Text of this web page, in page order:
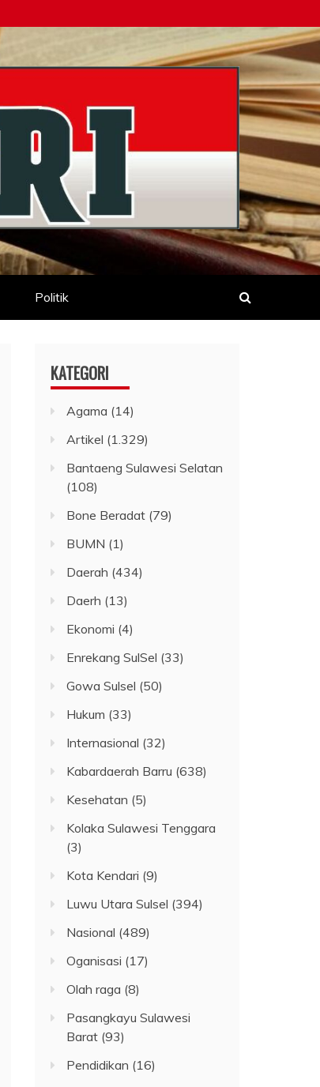
Politik
KATEGORI
Agama (14)
Artikel (1.329)
Bantaeng Sulawesi Selatan
(108)
Bone Beradat (79)
BUMN (1)
Daerah (434)
Daerh (13)
Ekonomi (4)
Enrekang SulSel (33)
Gowa Sulsel (50)
Hukum (33)
Internasional (32)
Kabardaerah Barru (638)
Kesehatan (5)
Kolaka Sulawesi Tenggara
(3)
Kota Kendari (9)
Luwu Utara Sulsel (394)
Nasional (489)
Oganisasi (17)
Olah raga (8)
Pasangkayu Sulawesi
Barat (93)
Pendidikan (16)